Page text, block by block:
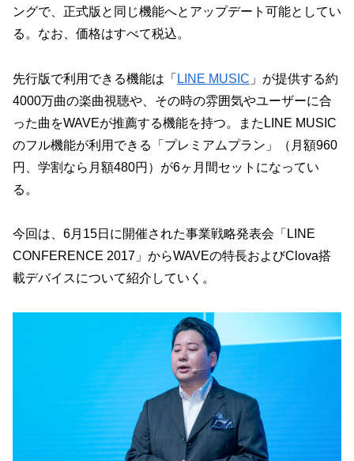
ングで、正式版と同じ機能へとアップデート可能としてい
る。なお、価格はすべて税込。
先行版で利用できる機能は「 LINE MUSIC 」が提供する約
4000万曲の楽曲視聴や、その時の雰囲気やユーザーに合
った曲をWAVEが推薦する機能を持つ。またLINE MUSIC
のフル機能が利用できる「プレミアムプラン」（月額960
円、学割なら月額480円）が6ヶ月間セットになってい
る。
今回は、6月15日に開催された事業戦略発表会「LINE
CONFERENCE 2017」からWAVEの特長およびClova搭
載デバイスについて紹介していく。